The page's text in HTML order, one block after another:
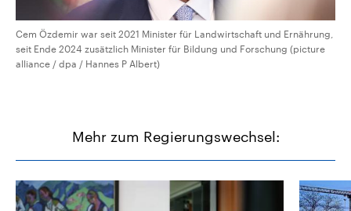
Cem Özdemir war seit 2021 Minister für Landwirtschaft und Ernährung,
seit Ende 2024 zusätzlich Minister für Bildung und Forschung (picture
alliance / dpa / Hannes P Albert)
Mehr zum Regierungswechsel: